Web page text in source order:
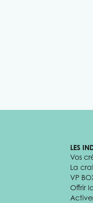
LES
Vos
La
VP
Offrir